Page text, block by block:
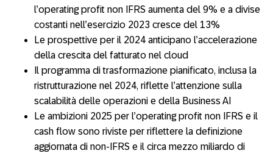
l’operating profit non IFRS aumenta del 9% e a divise
costanti nell’esercizio 2023 cresce del 13%
Le prospettive per il 2024 anticipano l’accelerazione
della crescita del fatturato nel cloud
Il programma di trasformazione pianificato, inclusa la
ristrutturazione nel 2024, riflette l’attenzione sulla
scalabilità delle operazioni e della Business AI
Le ambizioni 2025 per l’operating profit non IFRS e il
cash flow sono riviste per riflettere la definizione
aggiornata di non-IFRS e il circa mezzo miliardo di